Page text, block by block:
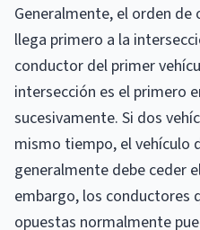
Generalmente, el orden de
llega primero a la
conductor del primer
intersección es el primero
sucesivamente. Si dos
mismo tiempo, el vehículo
generalmente debe ceder
embargo, los conductores
opuestas normalmente